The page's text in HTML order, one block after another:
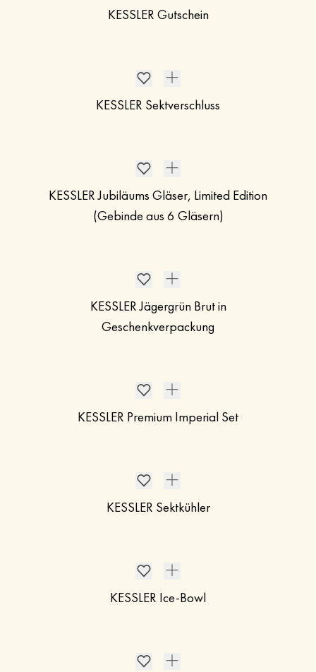
KESSLER Gutschein
KESSLER Sektverschluss
KESSLER Jubiläums Gläser, Limited Edition
(Gebinde aus 6 Gläsern)
KESSLER Jägergrün Brut in
Geschenkverpackung
KESSLER Premium Imperial Set
KESSLER Sektkühler
KESSLER Ice-Bowl